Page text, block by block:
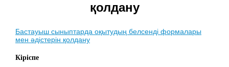
қолдану
Бастауыш сыныптарда оқытудың белсенді формалары
мен әдістерін қолдану
Кіріспе